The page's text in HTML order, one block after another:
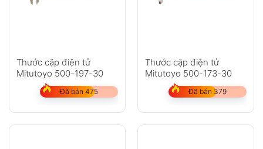
Thước cặp điện tử
Mitutoyo 500-197-30
Đã bán 475
Thước cặp điện tử
Mitutoyo 500-173-30
Đã bán 379